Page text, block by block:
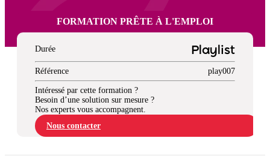
FORMATION PRÊTE À L'EMPLOI
Durée Playlist
Référence play007
Intéressé par cette formation ?
Besoin d’une solution sur mesure ?
Nos experts vous accompagnent.
Nous contacter